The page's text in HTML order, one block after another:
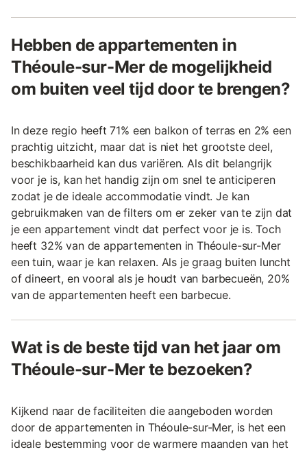
Hebben de appartementen in
Théoule-sur-Mer de mogelijkheid
om buiten veel tijd door te brengen?
In deze regio heeft 71% een balkon of terras en 2% een
prachtig uitzicht, maar dat is niet het grootste deel,
beschikbaarheid kan dus variëren. Als dit belangrijk
voor je is, kan het handig zijn om snel te anticiperen
zodat je de ideale accommodatie vindt. Je kan
gebruikmaken van de filters om er zeker van te zijn dat
je een appartement vindt dat perfect voor je is. Toch
heeft 32% van de appartementen in Théoule-sur-Mer
een tuin, waar je kan relaxen. Als je graag buiten luncht
of dineert, en vooral als je houdt van barbecueën, 20%
van de appartementen heeft een barbecue.
Wat is de beste tijd van het jaar om
Théoule-sur-Mer te bezoeken?
Kijkend naar de faciliteiten die aangeboden worden
door de appartementen in Théoule-sur-Mer, is het een
ideale bestemming voor de warmere maanden van het